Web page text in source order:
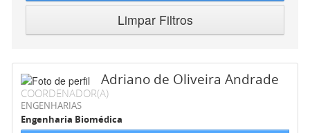
Limpar Filtros
Adriano de Oliveira Andrade
COORDENADOR(A)
ENGENHARIAS
Engenharia Biomédica